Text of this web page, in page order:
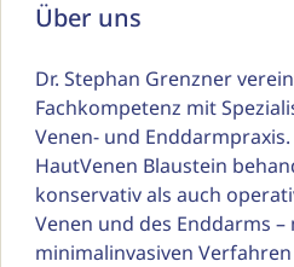
Über uns
Dr. Stephan Grenzner
Fachkompetenz mit
Venen- und
HautVenen Blaustein
konservativ als auch
Venen und des Enddarms
minimalinvasiven